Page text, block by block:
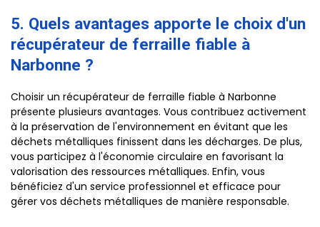
5. Quels avantages apporte le choix d'un
récupérateur de ferraille fiable à
Narbonne ?
Choisir un récupérateur de ferraille fiable à Narbonne
présente plusieurs avantages. Vous contribuez activement
à la préservation de l'environnement en évitant que les
déchets métalliques finissent dans les décharges. De plus,
vous participez à l'économie circulaire en favorisant la
valorisation des ressources métalliques. Enfin, vous
bénéficiez d'un service professionnel et efficace pour
gérer vos déchets métalliques de manière responsable.